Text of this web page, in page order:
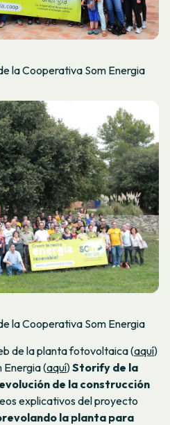
la Cooperativa Som Energia
la Cooperativa Som Energia
de la planta fotovoltaica (aquí)
Energia (aquí)Storify de la
de la construcción
explicativos del proyecto
la planta para